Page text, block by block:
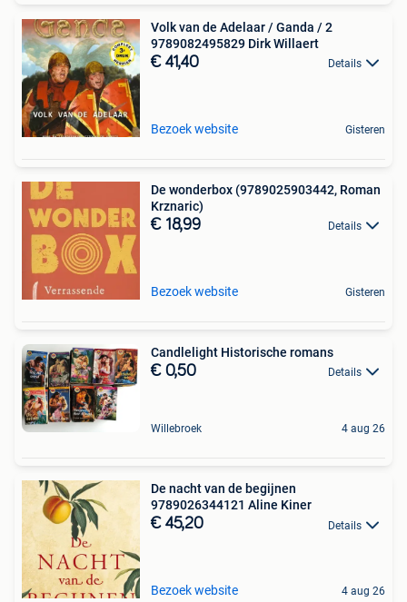
Volk van de Adelaar / Ganda / 2
9789082495829 Dirk Willaert
€ 41,40 Details
Bezoek website Gisteren
De wonderbox (9789025903442, Roman
Krznaric)
€ 18,99 Details
Bezoek website Gisteren
Candlelight Historische romans
€ 0,50 Details
Willebroek 4 aug 26
De nacht van de begijnen
9789026344121 Aline Kiner
€ 45,20 Details
Bezoek website 4 aug 26